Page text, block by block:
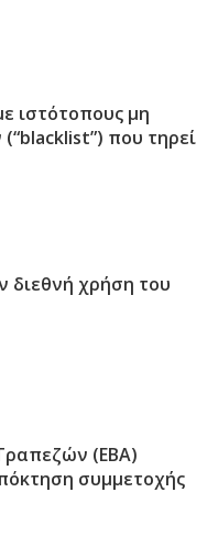
ιστότοπους μη
που τηρεί
διεθνή χρήση του
(ΕΒΑ)
συμμετοχής